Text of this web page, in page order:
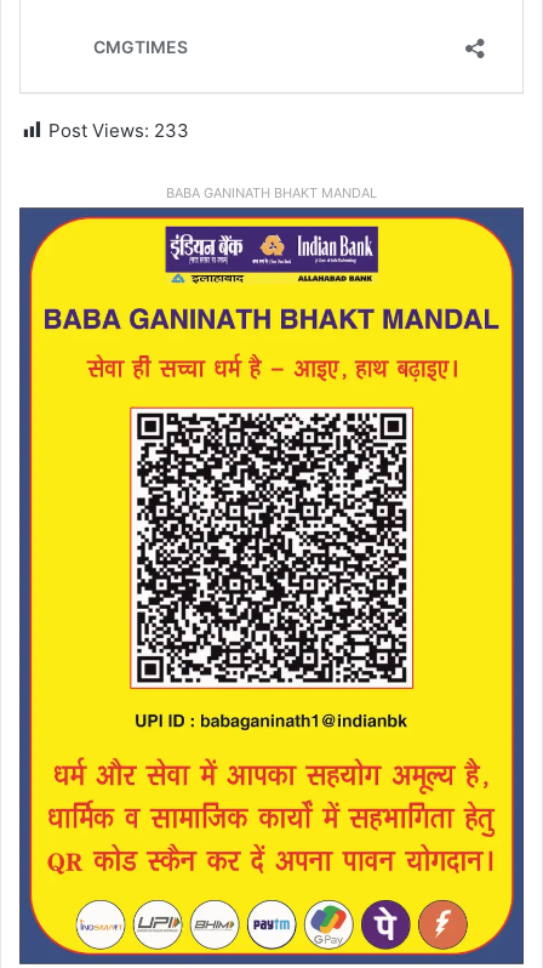
Post Views: 233
BABA GANINATH BHAKT MANDAL